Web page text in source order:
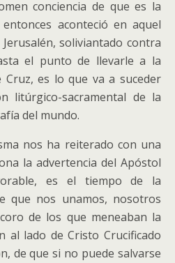
conciencia de que es la
aconteció en aquel
soliviantado contra
el punto de llevarle a la
es lo que va a suceder
litúrgico-sacramental de la
del mundo.
nos ha reiterado con una
la advertencia del Apóstol
es el tiempo de la
que nos unamos, nosotros
de los que meneaban la
al lado de Cristo Crucificado
de que si no puede salvarse